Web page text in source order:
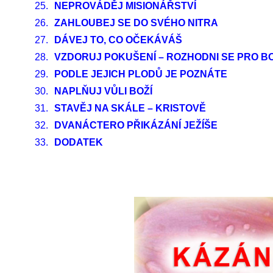
25.
NEPROVÁDĚJ MISIONÁŘSTVÍ
26.
ZAHLOUBEJ SE DO SVÉHO NITRA
27.
DÁVEJ TO, CO OČEKÁVÁŠ
28.
VZDORUJ POKUŠENÍ – ROZHODNI SE PRO
29.
PODLE JEJICH PLODŮ JE POZNÁTE
30.
NAPLŇUJ VŮLI BOŽÍ
31.
STAVĚJ NA SKÁLE – KRISTOVĚ
32.
DVANÁCTERO PŘIKÁZÁNÍ JEŽÍŠE
33.
DODATEK